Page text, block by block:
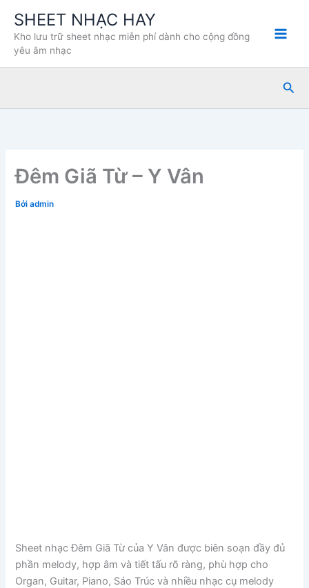
dung
SHEET NHẠC HAY
Kho lưu trữ sheet nhạc miễn phí dành cho cộng đồng
yêu âm nhạc
Tìm
Đêm Giã Từ – Y Vân
Bởiadmin
Sheet nhạc Đêm Giã Từ củaY Vân được biên soạn đầy đủ
phần melody, hợp âm và tiết tấu rõ ràng, phù hợp cho
Organ, Guitar, Piano, Sáo Trúc và nhiều nhạc cụ melody